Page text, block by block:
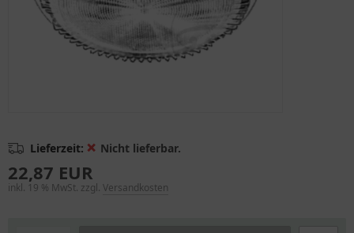
Lieferzeit: ❌ Nicht lieferbar.
22,87 EUR
inkl. 19 % MwSt. zzgl. Versandkosten